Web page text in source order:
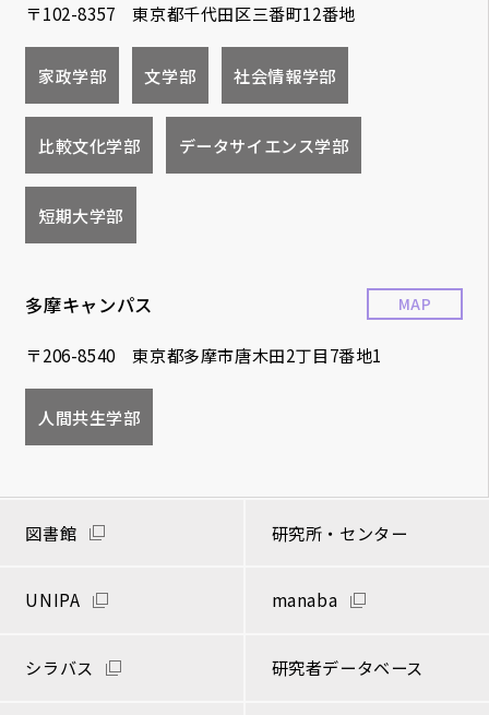
〒102-8357 東京都千代田区三番町12番地
家政学部 文学部 社会情報学部
比較文化学部 データサイエンス学部
短期大学部
多摩キャンパス
〒206-8540 東京都多摩市唐木田2丁目7番地1
MAP
人間共生学部
図書館 研究所・センター
UNIPA manaba
シラバス 研究者データベース